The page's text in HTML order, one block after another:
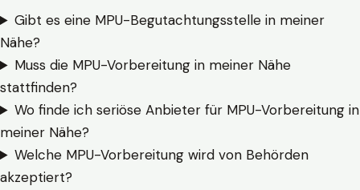
Gibt es eine MPU-Begutachtungsstelle in meiner
Nähe?
Muss die MPU-Vorbereitung in meiner Nähe
stattfinden?
Wo finde ich seriöse Anbieter für MPU-Vorbereitung in
meiner Nähe?
Welche MPU-Vorbereitung wird von Behörden
akzeptiert?